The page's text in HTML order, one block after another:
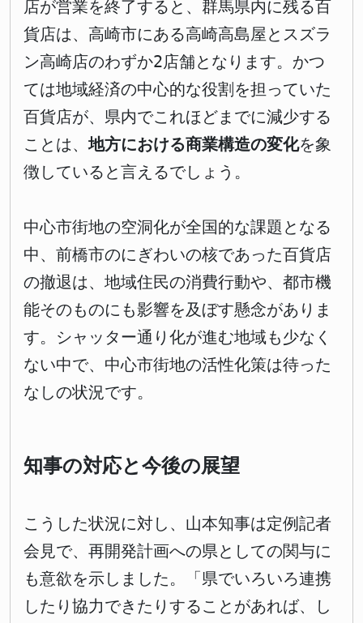
店が営業を終了すると、群馬県内に残る百
貨店は、高崎市にある高崎高島屋とスズラ
ン高崎店のわずか2店舗となります。かつ
ては地域経済の中心的な役割を担っていた
百貨店が、県内でこれほどまでに減少する
ことは、地方における商業構造の変化を象
徴していると言えるでしょう。
中心市街地の空洞化が全国的な課題となる
中、前橋市のにぎわいの核であった百貨店
の撤退は、地域住民の消費行動や、都市機
能そのものにも影響を及ぼす懸念がありま
す。シャッター通り化が進む地域も少なく
ない中で、中心市街地の活性化策は待った
なしの状況です。
知事の対応と今後の展望
こうした状況に対し、山本知事は定例記者
会見で、再開発計画への県としての関与に
も意欲を示しました。「県でいろいろ連携
したり協力できたりすることがあれば、し